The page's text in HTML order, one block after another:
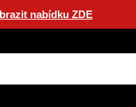
nabídku ZDE